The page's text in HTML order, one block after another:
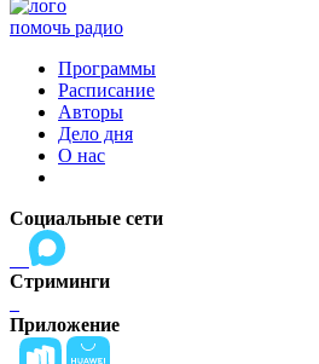
помочь радио
Программы
Расписание
Авторы
Дело дня
О нас
Социальные сети
Стриминги
Приложение